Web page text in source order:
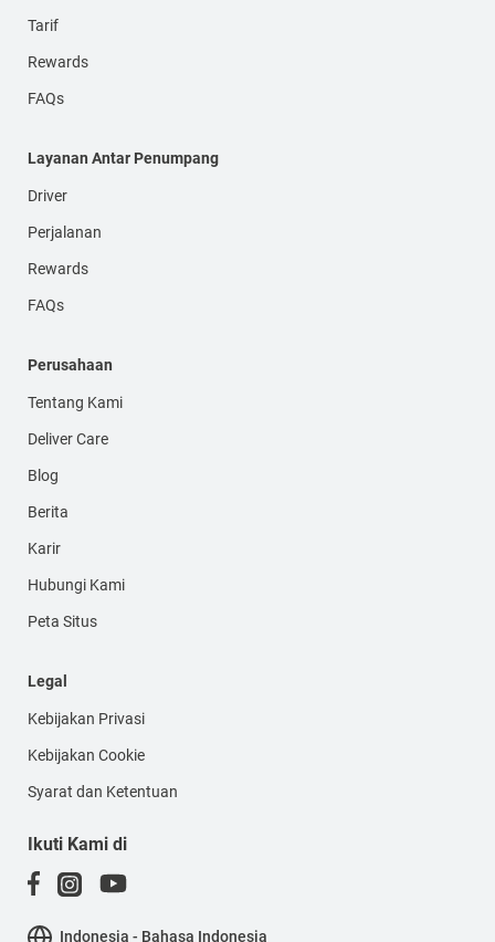
Tarif
Rewards
FAQs
Layanan Antar Penumpang
Driver
Perjalanan
Rewards
FAQs
Perusahaan
Tentang Kami
Deliver Care
Blog
Berita
Karir
Hubungi Kami
Peta Situs
Legal
Kebijakan Privasi
Kebijakan Cookie
Syarat dan Ketentuan
Ikuti Kami di
Indonesia - Bahasa Indonesia